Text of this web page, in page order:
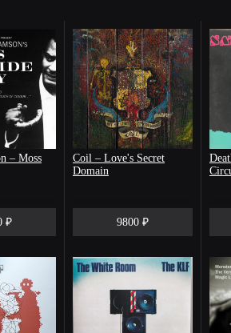
– Moss
₽
Coil – Love's Secret
Domain
9800 ₽